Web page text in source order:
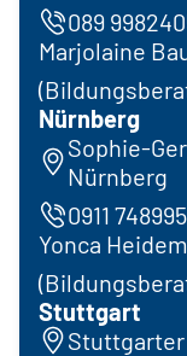
089
Marjolaine
Nürnberg
Sophie-
Nürnberg
0911
Yonca
Stuttgart
Stuttgarter